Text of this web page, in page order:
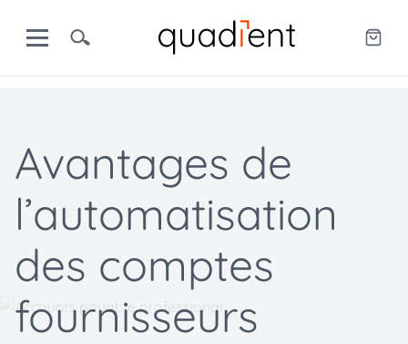
Avantages de
l’automatisation
des comptes
fournisseurs